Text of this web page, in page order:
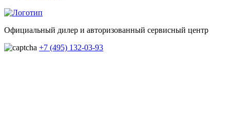
Официальный дилер и авторизованный сервисный центр
+7 (495) 132-03-93